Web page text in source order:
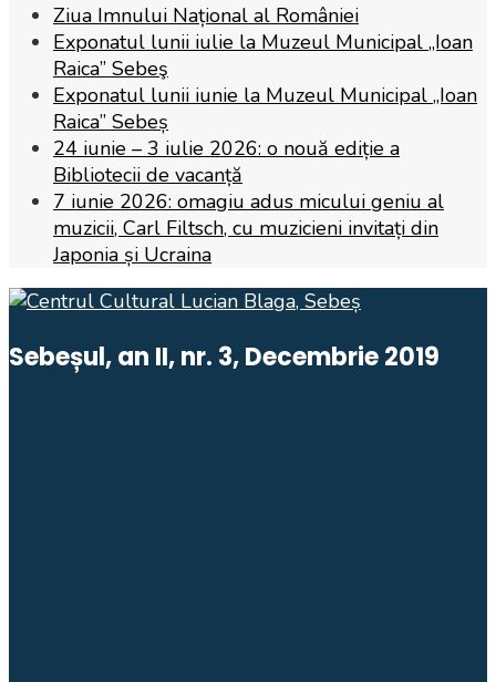
Ziua Imnului Național al României
Exponatul lunii iulie la Muzeul Municipal „Ioan
Raica” Sebeş
Exponatul lunii iunie la Muzeul Municipal „Ioan
Raica” Sebeș
24 iunie – 3 iulie 2026: o nouă ediție a
Bibliotecii de vacanță
7 iunie 2026: omagiu adus micului geniu al
muzicii, Carl Filtsch, cu muzicieni invitați din
Japonia și Ucraina
Sebeșul, an II, nr. 3, Decembrie 2019